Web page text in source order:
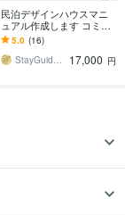
民泊デザインハウスマニ
ュアル作成します コミコ
ミ価格で説明文など丸投
げOK!ゲスト満足度UP
5.0 (16)
StayGuideDesign
17,000 円